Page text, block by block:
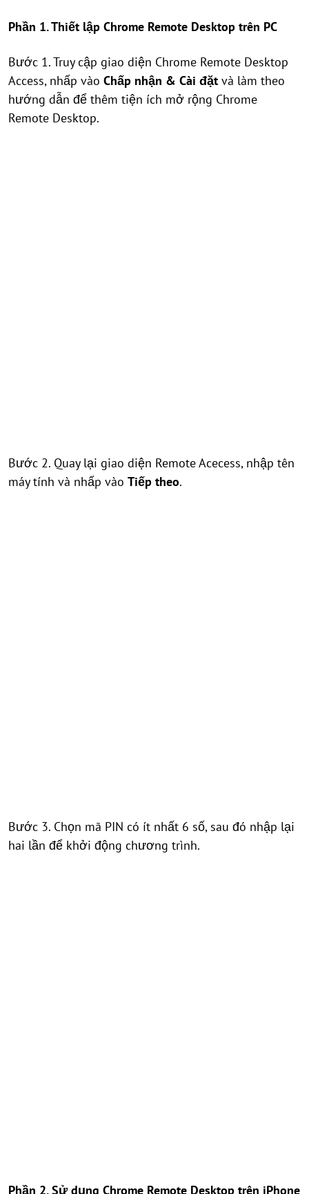
Phần 1. Thiết lập Chrome Remote Desktop trên PC
Bước 1. Truy cập giao diện Chrome Remote Desktop
Access, nhấp vào Chấp nhận & Cài đặt và làm theo
hướng dẫn để thêm tiện ích mở rộng Chrome
Remote Desktop.
Bước 2. Quay lại giao diện Remote Acecess, nhập tên
máy tính và nhấp vào Tiếp theo.
Bước 3. Chọn mã PIN có ít nhất 6 số, sau đó nhập lại
hai lần để khởi động chương trình.
Phần 2. Sử dụng Chrome Remote Desktop trên iPhone